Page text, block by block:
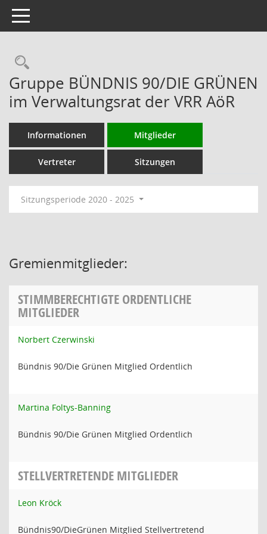
Toggle navigation
Rechercheauswahl
Gruppe BÜNDNIS 90/DIE GRÜNEN
im Verwaltungsrat der VRR AöR
Informationen Mitglieder
Vertreter Sitzungen
Sitzungsperiode 2020 - 2025
Gremienmitglieder:
STIMMBERECHTIGTE ORDENTLICHE
MITGLIEDER
Norbert Czerwinski
Bündnis 90/Die Grünen Mitglied Ordentlich
Martina Foltys-Banning
Bündnis 90/Die Grünen Mitglied Ordentlich
STELLVERTRETENDE MITGLIEDER
Leon Kröck
Bündnis90/DieGrünen Mitglied Stellvertretend